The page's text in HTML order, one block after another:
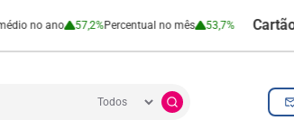
ano 57,2%Percentual no mês 53,7% Cartão de